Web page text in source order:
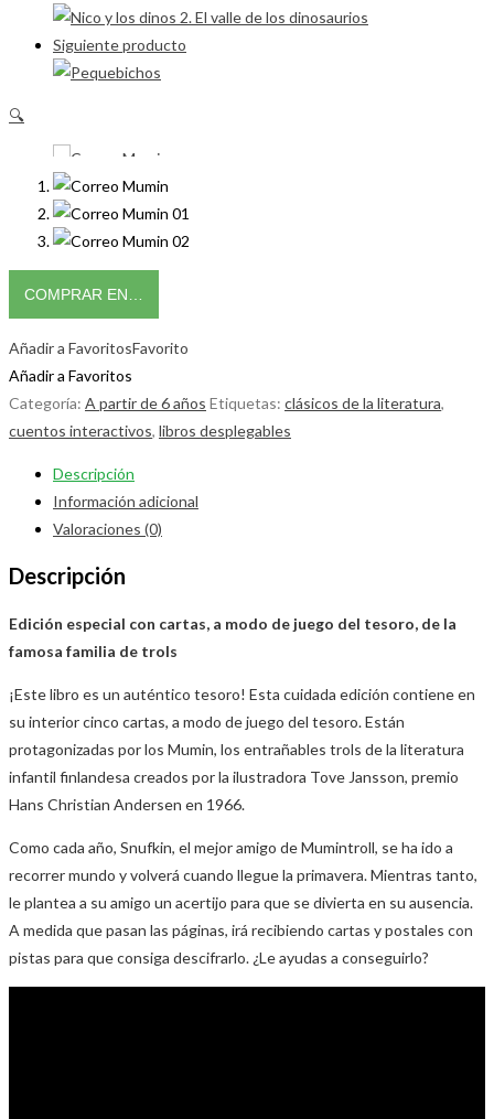
Siguiente producto
🔍
COMPRAR EN…
Añadir a FavoritosFavorito
Añadir a Favoritos
Categoría: A partir de 6 años Etiquetas: clásicos de la literatura,
cuentos interactivos, libros desplegables
Descripción
Información adicional
Valoraciones (0)
Descripción
Edición especial con cartas, a modo de juego del tesoro, de la
famosa familia de trols
¡Este libro es un auténtico tesoro! Esta cuidada edición contiene en
su interior cinco cartas, a modo de juego del tesoro. Están
protagonizadas por los Mumin, los entrañables trols de la literatura
infantil finlandesa creados por la ilustradora Tove Jansson, premio
Hans Christian Andersen en 1966.
Como cada año, Snufkin, el mejor amigo de Mumintroll, se ha ido a
recorrer mundo y volverá cuando llegue la primavera. Mientras tanto,
le plantea a su amigo un acertijo para que se divierta en su ausencia.
A medida que pasan las páginas, irá recibiendo cartas y postales con
pistas para que consiga descifrarlo. ¿Le ayudas a conseguirlo?